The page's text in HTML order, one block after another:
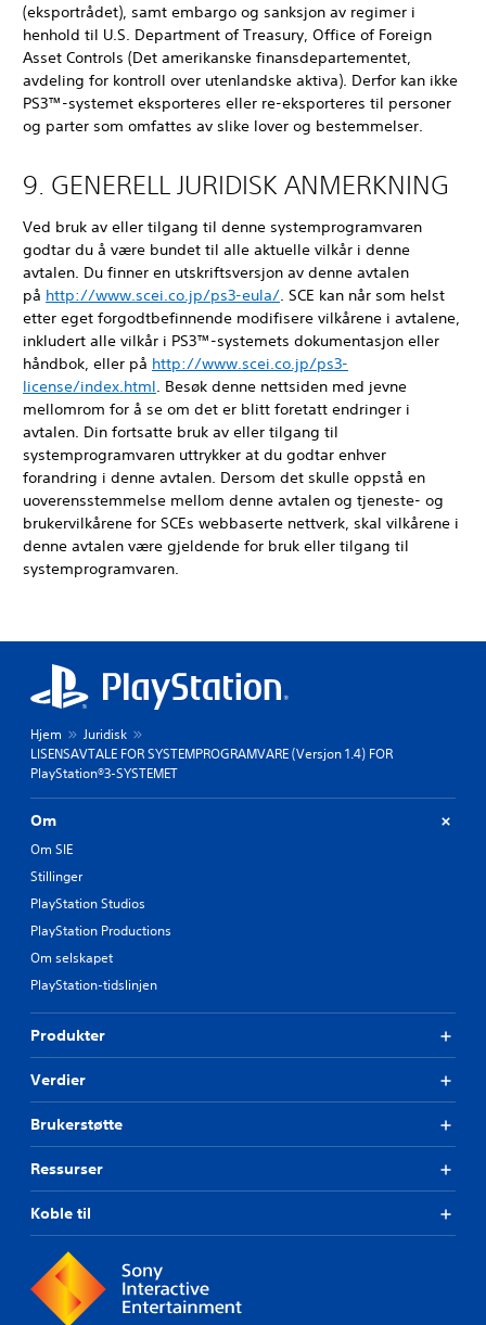
(eksportrådet), samt embargo og sanksjon av regimer i
henhold til U.S. Department of Treasury, Office of Foreign
Asset Controls (Det amerikanske finansdepartementet,
avdeling for kontroll over utenlandske aktiva). Derfor kan ikke
PS3™-systemet eksporteres eller re-eksporteres til personer
og parter som omfattes av slike lover og bestemmelser.
9. GENERELL JURIDISK ANMERKNING
Ved bruk av eller tilgang til denne systemprogramvaren
godtar du å være bundet til alle aktuelle vilkår i denne
avtalen. Du finner en utskriftsversjon av denne avtalen
på http://www.scei.co.jp/ps3-eula/. SCE kan når som helst
etter eget forgodtbefinnende modifisere vilkårene i avtalene,
inkludert alle vilkår i PS3™-systemets dokumentasjon eller
håndbok, eller på http://www.scei.co.jp/ps3-
license/index.html. Besøk denne nettsiden med jevne
mellomrom for å se om det er blitt foretatt endringer i
avtalen. Din fortsatte bruk av eller tilgang til
systemprogramvaren uttrykker at du godtar enhver
forandring i denne avtalen. Dersom det skulle oppstå en
uoverensstemmelse mellom denne avtalen og tjeneste- og
brukervilkårene for SCEs webbaserte nettverk, skal vilkårene i
denne avtalen være gjeldende for bruk eller tilgang til
systemprogramvaren.
Hjem
Juridisk
LISENSAVTALE FOR SYSTEMPROGRAMVARE (Versjon 1.4) FOR
PlayStation®3-SYSTEMET
Om
Om SIE
Stillinger
PlayStation Studios
PlayStation Productions
Om selskapet
PlayStation-tidslinjen
Produkter
Verdier
Brukerstøtte
Ressurser
Koble til